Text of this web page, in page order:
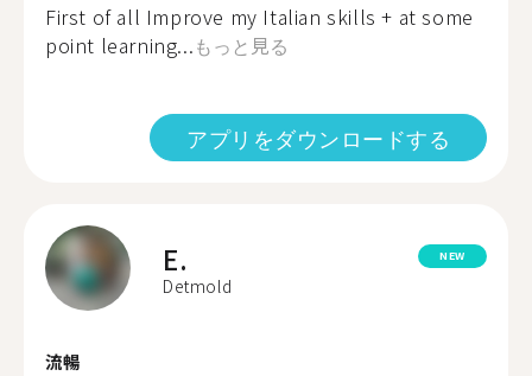
First of all Improve my Italian skills + at some
point learning...もっと見る
アプリをダウンロードする
E.
Detmold
NEW
流暢